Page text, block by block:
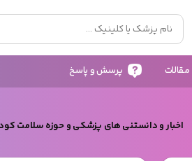
مقالات پرسش و پاسخ
اخبار و دانستنی های پزشکی و حوزه سلامت